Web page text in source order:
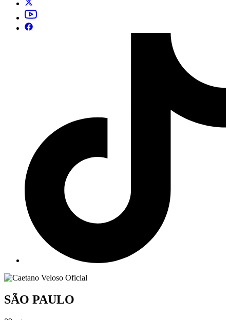
SÃO PAULO